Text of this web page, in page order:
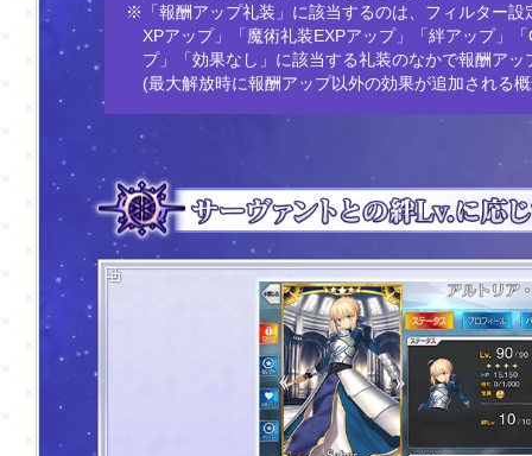
※「報酬アップ礼装」に該当するのは、フィルター設
XPアップ」「魔術礼装EXPアップ」「絆アップ」
プ」「効果なし」に該当する礼装のなかで報酬ア
(最大解放時に報酬アップ以外の効果が追加される